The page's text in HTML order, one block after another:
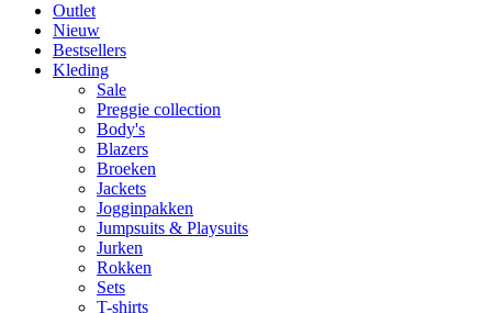
Outlet
Nieuw
Bestsellers
Kleding
Sale
Preggie collection
Body's
Blazers
Broeken
Jackets
Jogginpakken
Jumpsuits & Playsuits
Jurken
Rokken
Sets
T-shirts